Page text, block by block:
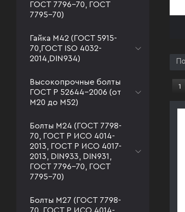
ГОСТ 7796-70, ГОСТ
7795-70)
Гайка М42 (ГОСТ 5915-
70,ГОСТ ISO 4032-
2014,DIN934)
Высокопрочные болты
ГОСТ Р 52644-2006 (от
М20 до М52)
Болты М24 (ГОСТ 7798-
70, ГОСТ Р ИСО 4014-
2013, ГОСТ Р ИСО 4017-
2013, DIN933, DIN931,
ГОСТ 7796-70, ГОСТ
7795-70)
Болты М27 (ГОСТ 7798-
1